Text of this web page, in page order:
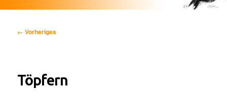
Bilder-
← Vorheriges
Töpfern